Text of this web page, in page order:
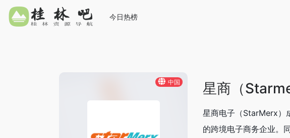
今日热榜
中国 星商（
星商电子（StarMerx）
的跨境电子商务企业。